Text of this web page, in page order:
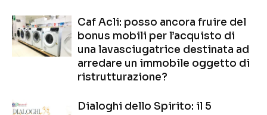
Caf Acli: posso ancora fruire del
bonus mobili per l’acquisto di
una lavasciugatrice destinata ad
arredare un immobile oggetto di
ristrutturazione?
Dialoghi dello Spirito: il 5